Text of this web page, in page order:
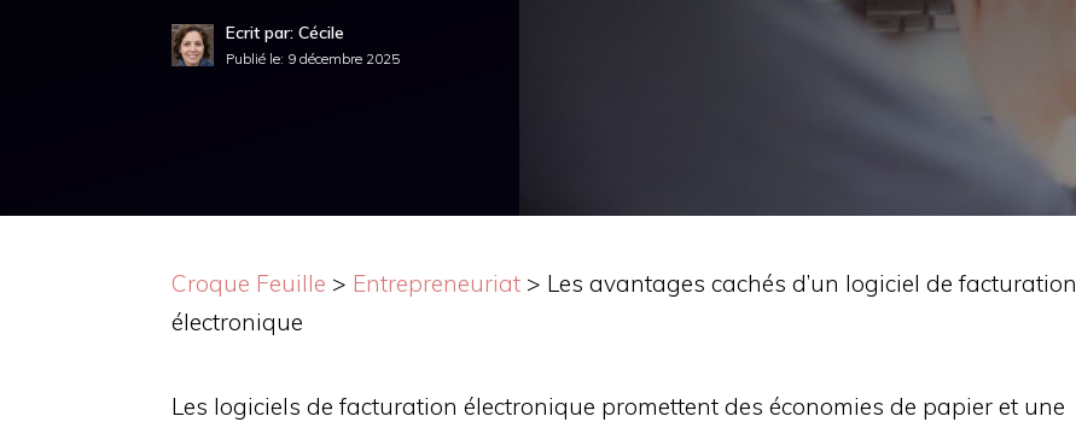
Ecrit par: Cécile
Publié le: 9 décembre 2025
Croque Feuille > Entrepreneuriat > Les avantages cachés d’un logiciel de facturation
électronique
Les logiciels de facturation électronique promettent des économies de papier et une